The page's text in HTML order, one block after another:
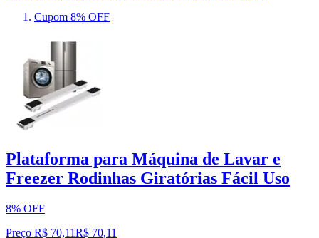
Cupom 8% OFF
Plataforma para Máquina de Lavar e
Freezer Rodinhas Giratórias Fácil Uso
8% OFF
Preço R$ 70,11R$ 70,11